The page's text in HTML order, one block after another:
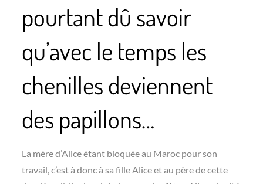
pourtant dû savoir
qu’avec le temps les
chenilles deviennent
des papillons…
La mère d’Alice étant bloquée au Maroc pour son
travail, c’est à donc à sa fille Alice et au père de cette